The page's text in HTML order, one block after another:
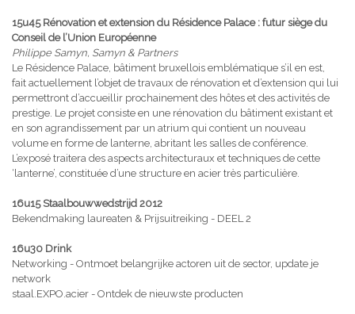
15u45 Rénovation et extension du Résidence Palace : futur siège du
Conseil de l’Union Européenne
Philippe Samyn, Samyn & Partners
Le Résidence Palace, bâtiment bruxellois emblématique s’il en est,
fait actuellement l’objet de travaux de rénovation et d’extension qui lui
permettront d’accueillir prochainement des hôtes et des activités de
prestige. Le projet consiste en une rénovation du bâtiment existant et
en son agrandissement par un atrium qui contient un nouveau
volume en forme de lanterne, abritant les salles de conférence.
L’exposé traitera des aspects architecturaux et techniques de cette
‘lanterne’, constituée d’une structure en acier très particulière.
16u15 Staalbouwwedstrijd 2012
Bekendmaking laureaten & Prijsuitreiking - DEEL 2
16u30 Drink
Networking - Ontmoet belangrijke actoren uit de sector, update je
network
staal.EXPO.acier - Ontdek de nieuwste producten